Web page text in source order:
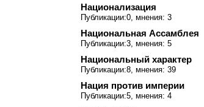
Национализация
Публикации:0, мнения: 3
Национальная Ассамблея
Публикации:3, мнения: 5
Национальный характер
Публикации:8, мнения: 39
Нация против империи
Публикации:5, мнения: 4